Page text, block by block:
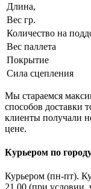
Длина,
Вес гр.
Количество на
Вес паллета
Покрытие
Сила сцепления
Мы стараемся
способов доставки
клиенты получали
цене.
Курьером по
Курьером (пн-пт).
21.00 (при условии,